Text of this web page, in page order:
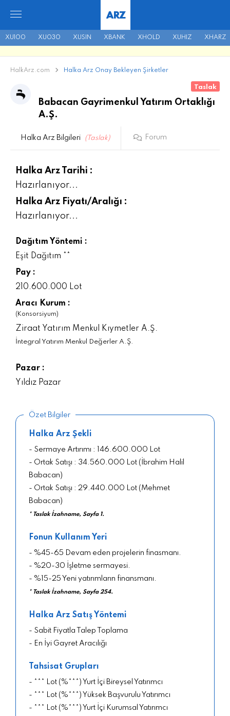
XU100 XU030 XUSIN XBANK XHOLD XUHIZ XHARZ
ARZ
HalkArz.com Halka Arz Onay Bekleyen Şirketler
Taslak
Babacan Gayrimenkul Yatırım Ortaklığı
A.Ş.
Halka Arz Bilgileri (Taslak) Forum
Halka Arz Tarihi :
Hazırlanıyor...
Halka Arz Fiyatı/Aralığı :
Hazırlanıyor...
Dağıtım Yöntemi :
Eşit Dağıtım **
Pay :
210.600.000 Lot
Aracı Kurum :
(Konsorsiyum)
Ziraat Yatırım Menkul Kıymetler A.Ş.
İntegral Yatırım Menkul Değerler A.Ş.
Pazar :
Yıldız Pazar
Özet Bilgiler
Halka Arz Şekli
- Sermaye Artırımı : 146.600.000 Lot
- Ortak Satışı : 34.560.000 Lot (İbrahim Halil
Babacan)
- Ortak Satışı : 29.440.000 Lot (Mehmet
Babacan)
* Taslak İzahname, Sayfa 1.
Fonun Kullanım Yeri
- %45-65 Devam eden projelerin finasmanı.
- %20-30 İşletme sermayesi.
- %15-25 Yeni yatırımların finansmanı.
* Taslak İzahname, Sayfa 254.
Halka Arz Satış Yöntemi
- Sabit Fiyatla Talep Toplama
- En İyi Gayret Aracılığı
Tahsisat Grupları
- *** Lot (%***) Yurt İçi Bireysel Yatırımcı
- *** Lot (%***) Yüksek Başvurulu Yatırımcı
- *** Lot (%***) Yurt İçi Kurumsal Yatırımcı